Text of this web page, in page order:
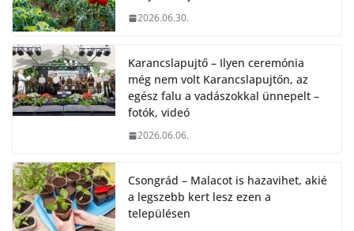
2026.06.30.
Karancslapujtő – Ilyen ceremónia
még nem volt Karancslapujtőn, az
egész falu a vadászokkal ünnepelt –
fotók, videó
2026.06.06.
Csongrád – Malacot is hazavihet, akié
a legszebb kert lesz ezen a
településen